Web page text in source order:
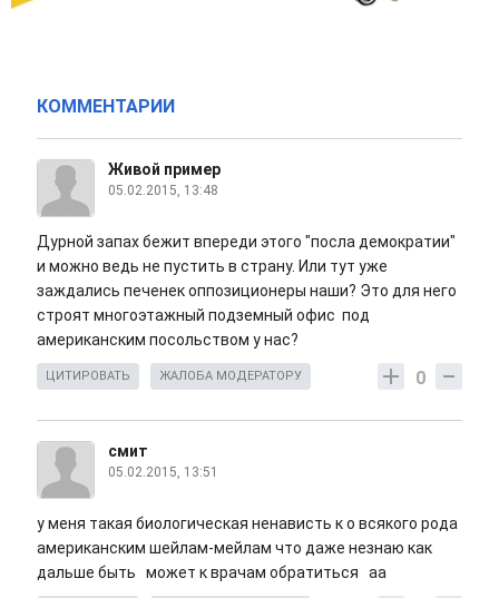
КОММЕНТАРИИ
Живой пример
05.02.2015, 13:48
Дурной запах бежит впереди этого "посла демократии"
и можно ведь не пустить в страну. Или тут уже
заждались печенек оппозиционеры наши? Это для него
строят многоэтажный подземный офис под
американским посольством у нас?
0
ЦИТИРОВАТЬ ЖАЛОБА МОДЕРАТОРУ
смит
05.02.2015, 13:51
у меня такая биологическая ненависть к о всякого рода
американским шейлам-мейлам что даже незнаю как
дальше быть может к врачам обратиться аа